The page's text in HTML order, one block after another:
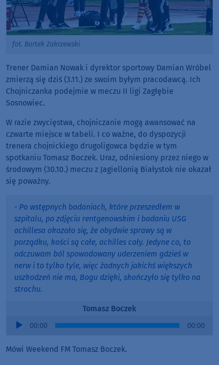
fot. Bartek Zakrzewski
Trener Damian Nowak i dyrektor sportowy Damian Wróbel
zmierzą się dziś (3.11.) ze swoim byłym pracodawcą. Ich
Chojniczanka podejmie w meczu II ligi Zagłębie
Sosnowiec.
W razie zwycięstwa, chojniczanie mogą awansować na
czwarte miejsce w tabeli. I co ważne, do dyspozycji
trenera chojnickiego drugoligowca będzie w tym
spotkaniu Tomasz Boczek. Uraz, odniesiony przez niego w
środowym (30.10.) meczu z Jagiellonią Białystok nie okazał
się poważny.
- Po wstępnych badaniach, które przeszedłem w
szpitalu, po zdjęciu rentgenowskim i badaniu USG
achillesa okazało się, że obydwie sprawy są w
porządku, kości są całe, achilles cały. Jedyne co, to
odczuwam ból spowodowany uderzeniem gdzieś w
nerw i to tylko tyle, więc żadnych jakichś większych
uszkodzeń nie ma, Bogu dzięki, skończyło się tylko na
strachu.
Tomasz Boczek
Audio
00:00 00:00
Mówi Weekend FM Tomasz Boczek.